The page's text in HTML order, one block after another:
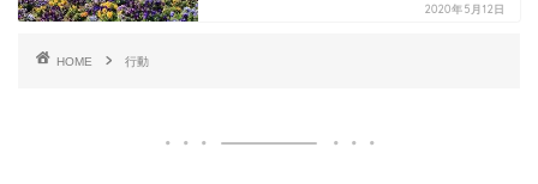
2020年5月12日
HOME 行動